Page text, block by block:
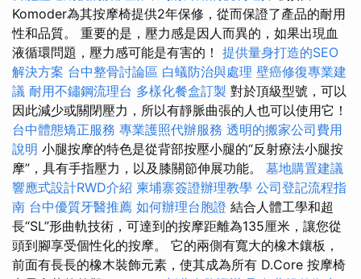
Komoder為其按摩椅提供2年保修，從而保證了產品的耐用
性和品質。 重要的是，壓力感是因人而異的，如果出現血
液循環問題，壓力感可能是有害的！ 提供量身打造的SEO
解決方案 台中整骨討論區 白蟻防治與處理 壁癌修復專業建
議 耐用不鏽鋼流理台 多樣化餐盒訂製 對於頂級型號，可以
因此減少或關閉壓力，所以有靜脈曲張的人也可以使用它！
台中體態矯正服務 專業護照代辦服務 透明的搬家公司費用
說明 小腿按摩的特色是從背部按壓小腿的“反射療法小腿按
摩”，具有手指壓力，以及膝關節伸展功能。 墓地購置建議
響應式設計RWD介紹 柬埔寨簽證辦理教學 公司登記流程指
南 台中優質牙醫推薦 如何辦理台胞證 結合人體工學和超
長“SL”形曲軌技術，可達到的按摩距離為135厘米，讓您從
頭到腳享受個性化的按摩。 它的兩側有寬大的橡木鑲板，
前面有長長的橡木裝飾元素，使其成為所有 D.Core 按摩椅